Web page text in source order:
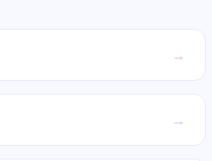
→
→